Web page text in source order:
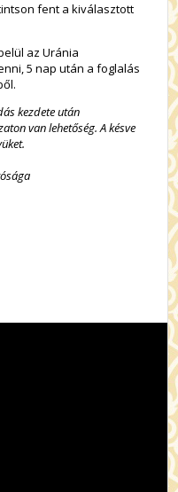
fent a kiválasztott
az Uránia
5 nap után a foglalás
kezdete után
van lehetőség.A késve